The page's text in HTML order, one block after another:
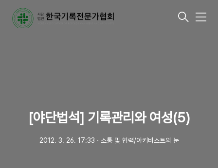
메
[야단법석] 기록관리와 여성(5)
2012. 3. 26. 17:33 ㆍ 소통 및 협력/아키비스트의 눈